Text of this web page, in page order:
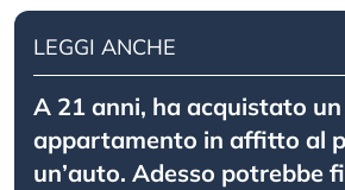
LEGGI ANCHE
A 21 anni, ha acquistato un
appartamento in affitto al
un’auto. Adesso potrebbe